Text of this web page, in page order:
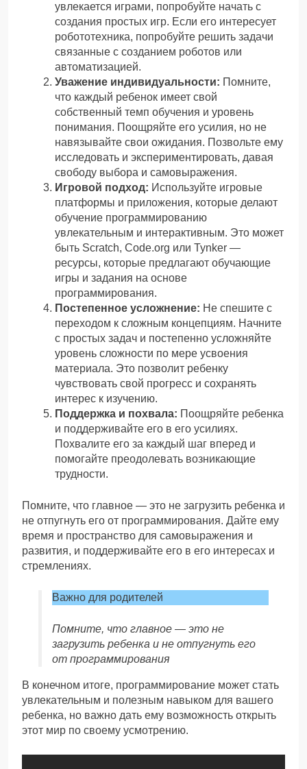
увлекается играми, попробуйте начать с
создания простых игр. Если его интересует
робототехника, попробуйте решить задачи
связанные с созданием роботов или
автоматизацией.
Уважение индивидуальности: Помните,
что каждый ребенок имеет свой
собственный темп обучения и уровень
понимания. Поощряйте его усилия, но не
навязывайте свои ожидания. Позвольте ему
исследовать и экспериментировать, давая
свободу выбора и самовыражения.
Игровой подход: Используйте игровые
платформы и приложения, которые делают
обучение программированию
увлекательным и интерактивным. Это может
быть Scratch, Code.org или Tynker —
ресурсы, которые предлагают обучающие
игры и задания на основе
программирования.
Постепенное усложнение: Не спешите с
переходом к сложным концепциям. Начните
с простых задач и постепенно усложняйте
уровень сложности по мере усвоения
материала. Это позволит ребенку
чувствовать свой прогресс и сохранять
интерес к изучению.
Поддержка и похвала: Поощряйте ребенка
и поддерживайте его в его усилиях.
Похвалите его за каждый шаг вперед и
помогайте преодолевать возникающие
трудности.
Помните, что главное — это не загрузить ребенка и
не отпугнуть его от программирования. Дайте ему
время и пространство для самовыражения и
развития, и поддерживайте его в его интересах и
стремлениях.
Важно для родителей
Помните, что главное — это не
загрузить ребенка и не отпугнуть его
от программирования
В конечном итоге, программирование может стать
увлекательным и полезным навыком для вашего
ребенка, но важно дать ему возможность открыть
этот мир по своему усмотрению.